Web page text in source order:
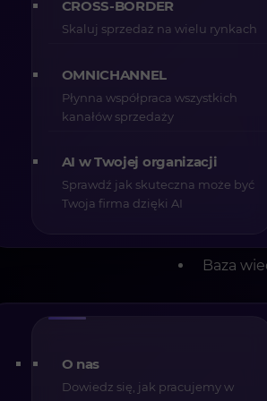
CROSS-BORDER
Skaluj sprzedaż na wielu rynkach
OMNICHANNEL
Płynna współpraca wszystkich
kanałów sprzedaży
AI w Twojej organizacji
Sprawdź jak skuteczna może być
Twoja firma dzięki AI
Baza
O nas
Dowiedz się, jak pracujemy w
Udostępnij
codziennych rozmów
samo pytanie: czy AI faktycznie
technologiczne i operacyjne?
jest wdrażana. W e-commerce
W modelu B2C sztuczna